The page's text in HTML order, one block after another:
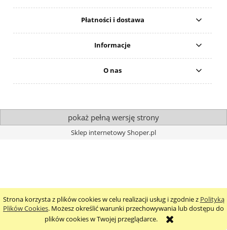
Strona korzysta z plików cookies w celu realizacji usług i zgodnie z Polityką
Plików Cookies. Możesz określić warunki przechowywania lub dostępu do
plików cookies w Twojej przeglądarce.
Płatności i dostawa
Informacje
O nas
pokaż pełną wersję strony
Sklep internetowy Shoper.pl